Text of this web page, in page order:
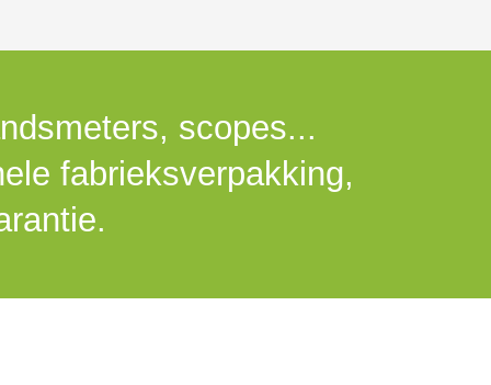
scopes...
fabrieksverpakking,